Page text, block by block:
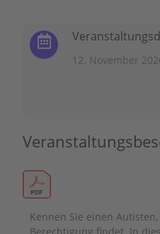
12. November
Kennen Sie einen